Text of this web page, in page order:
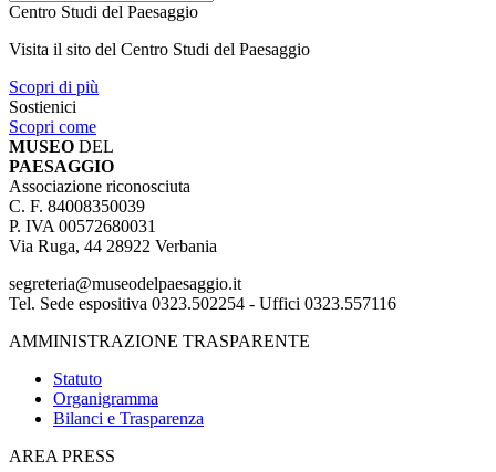
Centro Studi del Paesaggio
Visita il sito del Centro Studi del Paesaggio
Scopri di più
Sostienici
Scopri come
MUSEO DEL
PAESAGGIO
Associazione riconosciuta
C. F. 84008350039
P. IVA 00572680031
Via Ruga, 44 28922 Verbania
segreteria@museodelpaesaggio.it
Tel. Sede espositiva 0323.502254 - Uffici 0323.557116
AMMINISTRAZIONE TRASPARENTE
Statuto
Organigramma
Bilanci e Trasparenza
AREA PRESS